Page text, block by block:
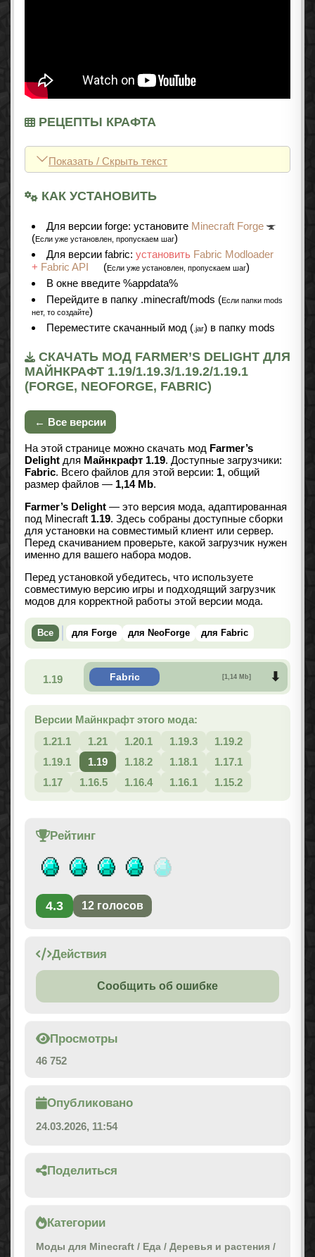
РЕЦЕПТЫ КРАФТА
Показать / Скрыть текст
КАК УСТАНОВИТЬ
Для версии forge: установите Minecraft Forge
(Если уже установлен, пропускаем шаг)
Для версии fabric: установить Fabric Modloader
+ Fabric API (Если уже установлен, пропускаем шаг)
В окне введите %appdata%
Перейдите в папку .minecraft/mods (Если папки mods
нет, то создайте)
Переместите скачанный мод ( .jar) в папку mods
СКАЧАТЬ МОД FARMER’S DELIGHT ДЛЯ
МАЙНКРАФТ 1.19/1.19.3/1.19.2/1.19.1
(FORGE, NEOFORGE, FABRIC)
← Все версии
На этой странице можно скачать мод Farmer’s
Delight для Майнкрафт 1.19. Доступные загрузчики:
Fabric. Всего файлов для этой версии: 1, общий
размер файлов — 1,14 Mb.
Farmer’s Delight — это версия мода, адаптированная
под Minecraft 1.19. Здесь собраны доступные сборки
для установки на совместимый клиент или сервер.
Перед скачиванием проверьте, какой загрузчик нужен
именно для вашего набора модов.
Перед установкой убедитесь, что используете
совместимую версию игры и подходящий загрузчик
модов для корректной работы этой версии мода.
Все для Forge для NeoForge для Fabric
1.19 Fabric [1,14 Mb]
Версии Майнкрафт этого мода:
1.21.1
1.21 1.20.1 1.19.3
1.19.2
1.19.1
1.19 1.18.2 1.18.1
1.17.1
1.17
1.16.5 1.16.4 1.16.1 1.15.2
Рейтинг
4.3 12 голосов
Действия
Сообщить об ошибке
Просмотры
46 752
Опубликовано
24.03.2026, 11:54
Поделиться
Категории
Моды для Minecraft / Еда / Деревья и растения /